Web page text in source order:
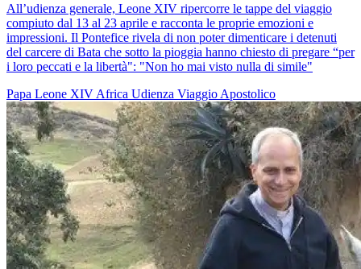
All’udienza generale, Leone XIV ripercorre le tappe del viaggio
compiuto dal 13 al 23 aprile e racconta le proprie emozioni e
impressioni. Il Pontefice rivela di non poter dimenticare i detenuti
del carcere di Bata che sotto la pioggia hanno chiesto di pregare “per
i loro peccati e la libertà": "Non ho mai visto nulla di simile"
Papa Leone XIV Africa Udienza Viaggio Apostolico